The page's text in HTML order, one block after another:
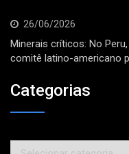
26/06/2026
Minerais críticos: No
comitê latino-americano
Categorias
Categorias